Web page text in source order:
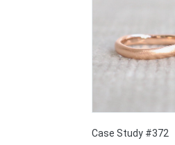
Case Study #372